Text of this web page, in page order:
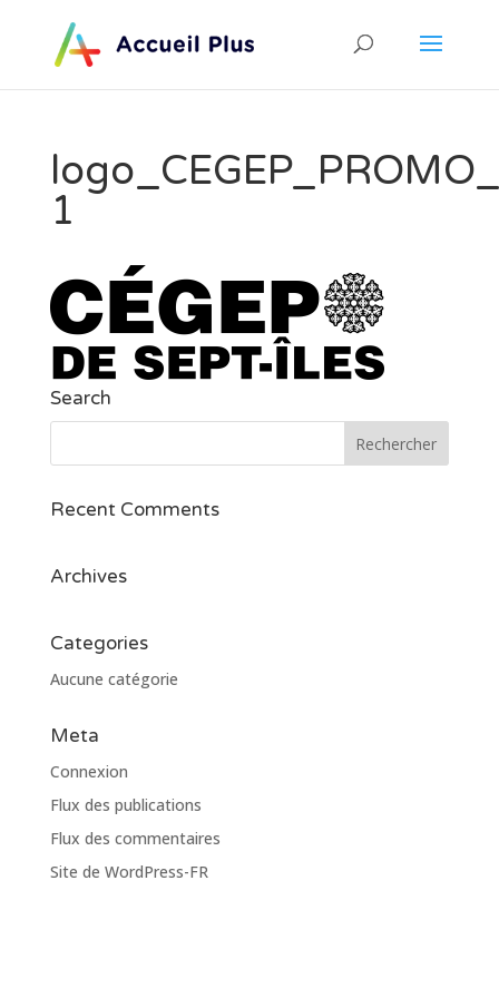
1
Search
Recent Comments
Archives
Categories
Aucune catégorie
Meta
Connexion
Flux des publications
Flux des commentaires
Site de WordPress-FR